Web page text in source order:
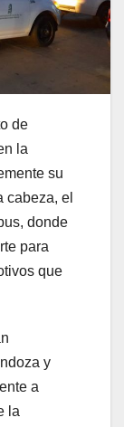
de
la
su
cabeza, el
donde
para
que
y
a
la